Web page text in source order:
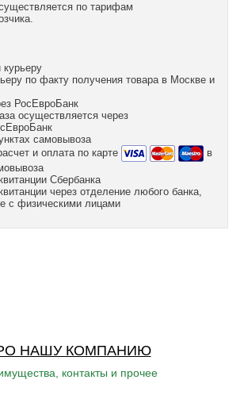
по тарифам
по факту получения товара в Москве и
РосЕвроБанк
осуществляется через
самовывоза
и оплата по карте
в
Сбербанка
через отделение любого банка,
с физическими лицами
НАШУ КОМПАНИЮ
контакты и прочее